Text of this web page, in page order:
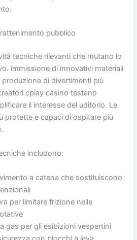
pubblico
tecniche rilevanti che mutano lo
immissione di innovativi materiali
di divertimenti più
cplay casino testano
il interesse del uditorio. Le
protette e capaci di ospitare più
includono:
a catena che sostituiscono
per limitare frizione nelle
gas per gli esibizioni vespertini